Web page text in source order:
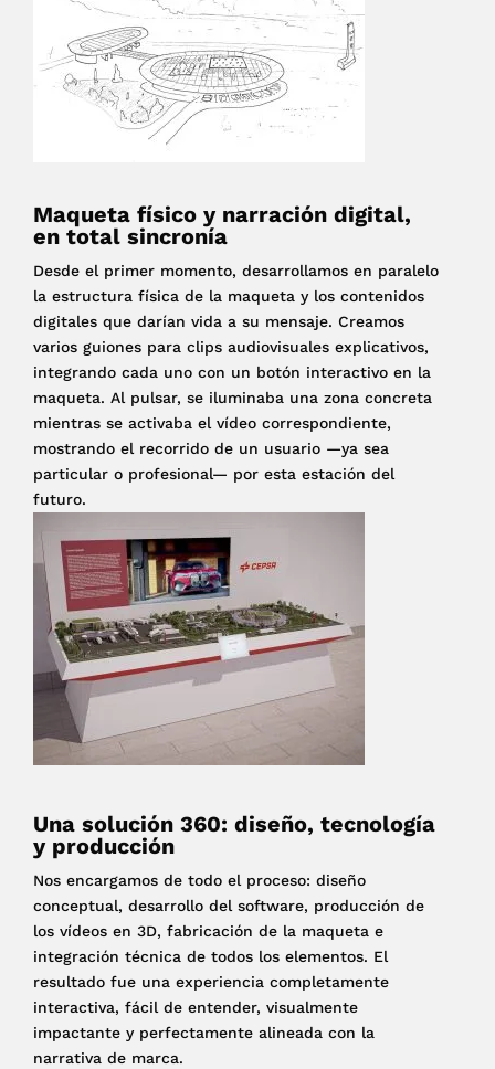
Maqueta físico y narración digital,
en total sincronía
Desde el primer momento, desarrollamos en paralelo
la estructura física de la maqueta y los contenidos
digitales que darían vida a su mensaje. Creamos
varios guiones para clips audiovisuales explicativos,
integrando cada uno con un botón interactivo en la
maqueta. Al pulsar, se iluminaba una zona concreta
mientras se activaba el vídeo correspondiente,
mostrando el recorrido de un usuario —ya sea
particular o profesional— por esta estación del
futuro.
Una solución 360: diseño, tecnología
y producción
Nos encargamos de todo el proceso: diseño
conceptual, desarrollo del software, producción de
los vídeos en 3D, fabricación de la maqueta e
integración técnica de todos los elementos. El
resultado fue una experiencia completamente
interactiva, fácil de entender, visualmente
impactante y perfectamente alineada con la
narrativa de marca.